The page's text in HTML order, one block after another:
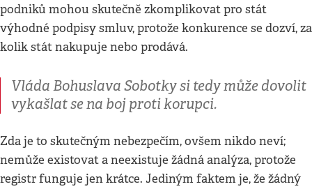
podniků mohou skutečně zkomplikovat pro stát
výhodné podpisy smluv, protože konkurence se dozví, za
kolik stát nakupuje nebo prodává.
Vláda Bohuslava Sobotky si tedy může dovolit
vykašlat se na boj proti korupci.
Zda je to skutečným nebezpečím, ovšem nikdo neví;
nemůže existovat a neexistuje žádná analýza, protože
registr funguje jen krátce. Jediným faktem je, že žádný